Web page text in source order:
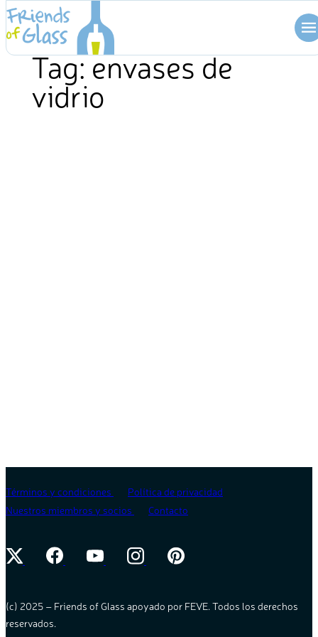
Skip
to
contentTag:envases de
vidrio
Términos y condiciones
Política de privacidad
Nuestros miembros y socios
Contacto
(c) 2025 – Friends of Glass apoyado por FEVE. Todos los derechos
reservados.